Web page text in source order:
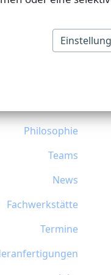
Philosophie
Teams
News
Fachwerkstätte
Termine